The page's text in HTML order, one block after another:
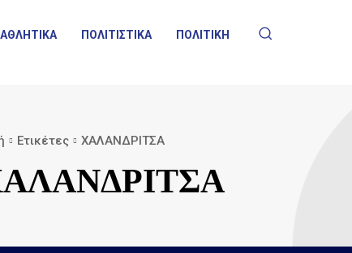
ΑΘΛΗΤΙΚΑ ΠΟΛΙΤΙΣΤΙΚΑ ΠΟΛΙΤΙΚΗ
Ετικέτες ΧΑΛΑΝΔΡΙΤΣΑ